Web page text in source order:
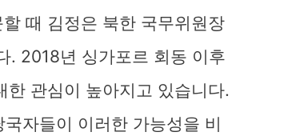
때 김정은 북한 국무위원장
. 2018년 싱가포르 회동 이후
관심이 높아지고 있습니다.
자들이 이러한 가능성을 비